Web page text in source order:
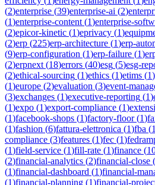
(2)enterprise (39)enterprise-ai (2)
(1)enterprise-content (1)enterprise-
(2)epicor-kinetic (1)eprivacy (1)
(2)erp (225)erp-architecture (1)erp-
(9)erp-configuration (1)erp-failure (1)
(2)erpnext (18)errors (40)esg (5)esg-
(2)ethical-sourcing (1)ethics (1)etims (1)
(1)europe (2)evaluation (3)event-
(3)exchanges (1)executive-reporting (1)
(1)expo (1)export-compliance (1)
(1)facebook-shops (1)factory-floor(1)
(1)fashion (6)fattura-elettronica (1)fba (1
compliance (3)features (1)fec (1)
(1)field-service (1)fill-rate (1)finance (
(2)financial-analytics (2)financial-close (
(1)financial-dashboard (1)financial-
(1)financial-planning (1)financial-